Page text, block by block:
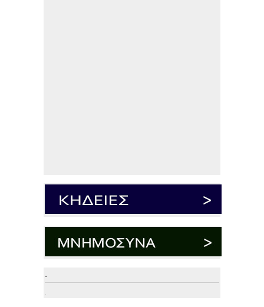
.
.